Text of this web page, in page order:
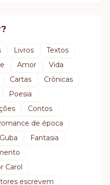
Livros
Textos
Amor
Vida
Cartas
Crônicas
Poesia
Contos
de época
Fantasia
Carol
escrevem